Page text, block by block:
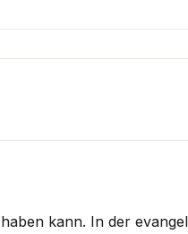
kann. In der